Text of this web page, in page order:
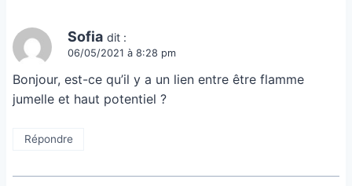
Sofia dit :
06/05/2021 à 8:28 pm
Bonjour, est-ce qu’il y a un lien entre être flamme
jumelle et haut potentiel ?
Répondre